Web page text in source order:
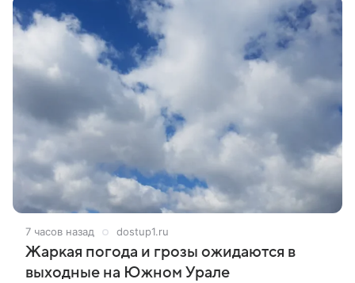
7 часов назад dostup1.ru
Жаркая погода и грозы ожидаются в
выходные на Южном Урале